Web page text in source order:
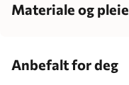
Materiale og pleie
Anbefalt for deg